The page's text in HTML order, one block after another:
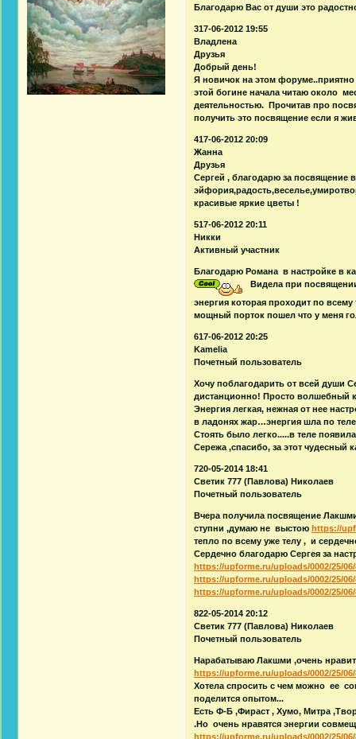
Благодарю Вас от души это
317-06-2012 19:55
Владлена
Друзья
Добрый день!
Я новичок на этом
этой богине начала читаю около
деятельностью. Прочитав про
получить это посвящение если я
417-06-2012 20:09
Жанна
Друзья
Сергей , благодарю за
красивые яркие цветы !
517-06-2012 20:11
Никки
Активный участник
Благодарю Романа в настройке в
Видела при
энергия которая проходит по
мощный порток пошел что у меня
617-06-2012 20:25
Kamelia
Почетный пользователь
Хочу поблагодарить от всей души
дистанционно! Просто волшебный
Энергия легкая, нежная от нее
в ладонях жар…энергия шла по
Стоять было легко.....в теле
Сережа ,спасибо, за этот чудесный
720-05-2014 18:41
Светик 777 (Павлова) Николаев
Почетный пользователь
Вчера получила посвящение
ступни ,думаю не выстоюhttps://
тепло по всему уже телу , и
Сердечно благодарю Сергея за
https://upforme.ru/uploads/0002/25/
https://upforme.ru/uploads/0002/25/
https://upforme.ru/uploads/0002/25/
822-05-2014 20:12
Светик 777 (Павлова) Николаев
Почетный пользователь
Нарабатываю Лакшми ,очень
https://upforme.ru/uploads/0002/25/
Хотела спросить с чем можно ее
поделится опытом...
Есть Ф-Б ,Фираст , Хумо, Митра
.Но очень нравятся энергии
https://upforme.ru/uploads/0002/25/